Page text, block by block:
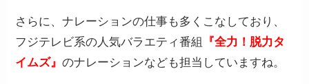
さらに、ナレーションの仕事も多くこなしており、
フジテレビ系の人気バラエティ番組
『全力！脱力タ
イムズ』のナレーションなども担当していますね。